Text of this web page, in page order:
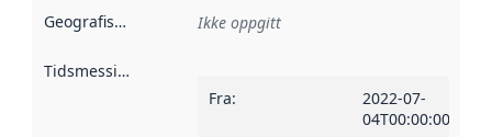
Geografisk avgrensning :
Ikke oppgitt
Tidsmessig avgrensning
Fra:
2022-07-
04T00:00:00Z